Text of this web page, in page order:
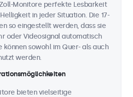
Monitore perfekte Lesbarkeit
in jeder Situation. Die 17-
so eingestellt werden, dass sie
oder Videosignal automatisch
können sowohl im Quer- als auch
werden.
bieten vielseitige